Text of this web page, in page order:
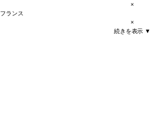
×
フランス
×
続きを表示 ▼